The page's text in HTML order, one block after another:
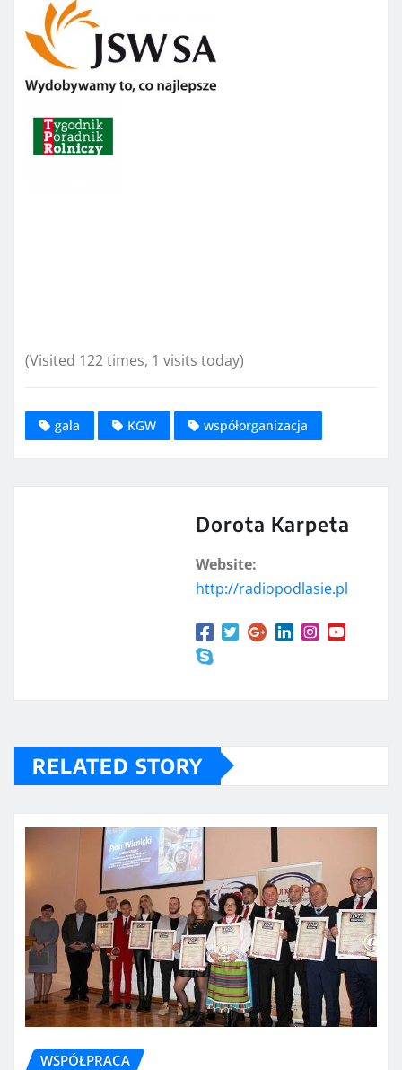
(Visited 122 times, 1 visits today)
gala KGW współorganizacja
Dorota Karpeta
Website:
http://radiopodlasie.pl
RELATED STORY
WSPÓŁPRACA